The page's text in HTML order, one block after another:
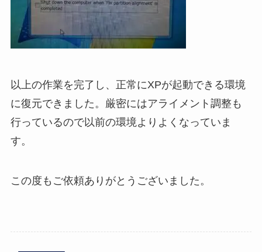
以上の作業を完了し、正常にXPが起動できる環境
に復元できました。厳密にはアライメント調整も
行っているので以前の環境よりよくなっていま
す。
この度もご依頼ありがとうございました。